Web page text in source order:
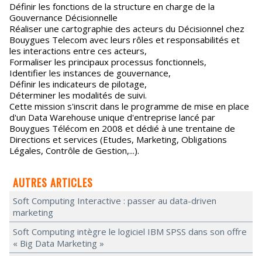
Définir les fonctions de la structure en charge de la
Gouvernance Décisionnelle
Réaliser une cartographie des acteurs du Décisionnel chez
Bouygues Telecom avec leurs rôles et responsabilités et
les interactions entre ces acteurs,
Formaliser les principaux processus fonctionnels,
Identifier les instances de gouvernance,
Définir les indicateurs de pilotage,
Déterminer les modalités de suivi.
Cette mission s'inscrit dans le programme de mise en place
d'un Data Warehouse unique d'entreprise lancé par
Bouygues Télécom en 2008 et dédié à une trentaine de
Directions et services (Etudes, Marketing, Obligations
Légales, Contrôle de Gestion,...).
AUTRES ARTICLES
Soft Computing Interactive : passer au data-driven
marketing
Soft Computing intègre le logiciel IBM SPSS dans son offre
« Big Data Marketing »